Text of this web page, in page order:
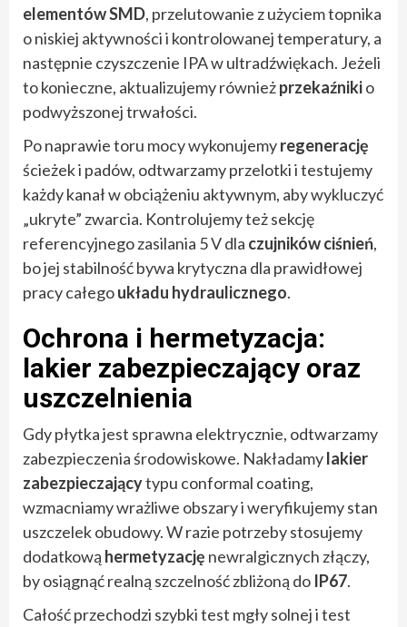
elementów SMD, przelutowanie z użyciem topnika
o niskiej aktywności i kontrolowanej temperatury, a
następnie czyszczenie IPA w ultradźwiękach. Jeżeli
to konieczne, aktualizujemy równieżprzekaźnikio
podwyższonej trwałości.
Po naprawie toru mocy wykonujemyregenerację
ścieżek i padów, odtwarzamy przelotki i testujemy
każdy kanał w obciążeniu aktywnym, aby wykluczyć
„ukryte” zwarcia. Kontrolujemy też sekcję
referencyjnego zasilania 5 V dla czujników ciśnień,
bo jej stabilność bywa krytyczna dla prawidłowej
pracy całegoukładu hydraulicznego.
Ochrona i hermetyzacja:
lakier zabezpieczający oraz
uszczelnienia
Gdy płytka jest sprawna elektrycznie, odtwarzamy
zabezpieczenia środowiskowe. Nakładamylakier
zabezpieczającytypu conformal coating,
wzmacniamy wrażliwe obszary i weryfikujemy stan
uszczelek obudowy. W razie potrzeby stosujemy
dodatkową hermetyzację newralgicznych złączy,
by osiągnąć realną szczelność zbliżoną do IP67.
Całość przechodzi szybki test mgły solnej i test